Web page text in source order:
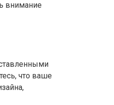
внимание
что ваше